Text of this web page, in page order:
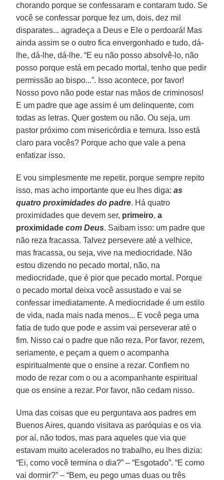
chorando porque se confessaram e contaram tudo. Se
você se confessar porque fez um, dois, dez mil
disparates... agradeça a Deus e Ele o perdoará! Mas
ainda assim se o outro fica envergonhado e tudo, dá-
lhe, dá-lhe, dá-lhe. “E eu não posso absolvê-lo, não
posso porque está em pecado mortal, tenho que pedir
permissão ao bispo...”. Isso acontece, por favor!
Nosso povo não pode estar nas mãos de criminosos!
E um padre que age assim é um delinquente, com
todas as letras. Quer gostem ou não. Ou seja, um
pastor próximo com misericórdia e ternura. Isso está
claro para vocês? Porque acho que vale a pena
enfatizar isso.
E vou simplesmente me repetir, porque sempre repito
isso, mas acho importante que eu lhes diga:as
quatro proximidades do padre. Há quatro
proximidades que devem ser, primeiro,a
proximidadecom Deus. Saibam isso: um padre que
não reza fracassa. Talvez persevere até a velhice,
mas fracassa, ou seja, vive na mediocridade. Não
estou dizendo no pecado mortal, não, na
mediocridade, que é pior que pecado mortal. Porque
o pecado mortal deixa você assustado e vai se
confessar imediatamente. A mediocridade é um estilo
de vida, nada mais nada menos... E você pega uma
fatia de tudo que pode e assim vai perseverar até o
fim. Nisso cai o padre que não reza. Por favor, rezem,
seriamente, e peçam a quem o acompanha
espiritualmente que o ensine a rezar. Confiem no
modo de rezar com o ou a acompanhante espiritual
que os ensine a rezar. Por favor, não cedam nisso.
Uma das coisas que eu perguntava aos padres em
Buenos Aires, quando visitava as paróquias e os via
por aí, não todos, mas para aqueles que via que
estavam muito acelerados no trabalho, eu lhes dizia:
“Ei, como você termina o dia?” – “Esgotado”. “E como
vai dormir?” – “Bem, eu pego umas duas ou três